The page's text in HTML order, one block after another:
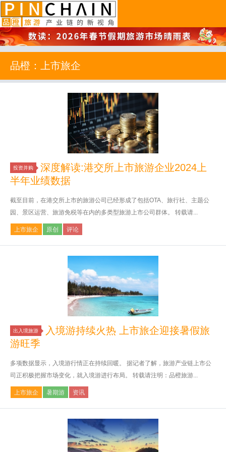
品橙旅游
品橙：上市旅企
投资并购
深度解读:港交所上市旅游企业2024上
半年业绩数据
截至目前，在港交所上市的旅游公司已经形成了包括OTA、旅行社、主题公
园、景区运营、旅游免税等在内的多类型旅游上市公司群体。 转载请...
上市旅企 原创 评论
出入境旅游
入境游持续火热 上市旅企迎接暑假旅
游旺季
多项数据显示，入境游行情正在持续回暖。 据记者了解，旅游产业链上市公
司正积极把握市场变化，就入境游进行布局。 转载请注明：品橙旅游...
上市旅企 暑期游 资讯